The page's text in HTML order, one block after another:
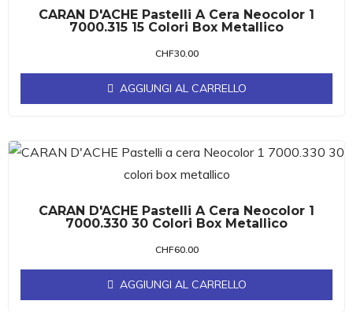
CARAN D'ACHE Pastelli A Cera Neocolor 1
7000.315 15 Colori Box Metallico
CHF30.00
AGGIUNGI AL CARRELLO
CARAN D'ACHE Pastelli A Cera Neocolor 1
7000.330 30 Colori Box Metallico
CHF60.00
AGGIUNGI AL CARRELLO